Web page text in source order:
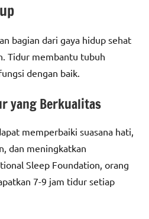
bagian dari gaya hidup sehat
Tidur membantu tubuh
dengan baik.
yang Berkualitas
memperbaiki suasana hati,
dan meningkatkan
Sleep Foundation, orang
7-9 jam tidur setiap